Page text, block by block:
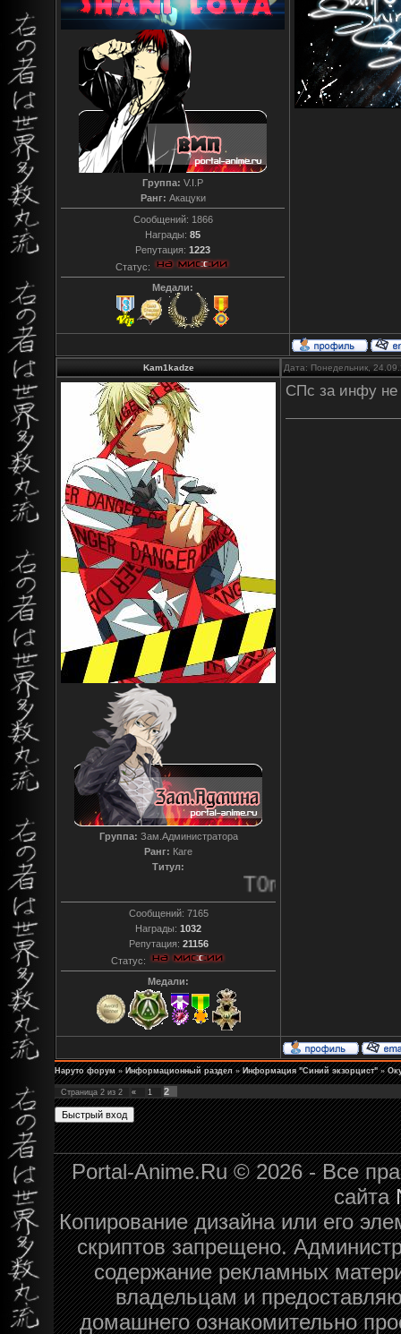
Группа: V.I.P
Ранг: Акацуки
Сообщений: 1866
Награды: 85
Репутация: 1223
Статус:
Медали:
Kam1kadze Дата: Понедельник,
Группа: Зам.Администратора
Ранг: Каге
Титул:
T0reador xD
Сообщений: 7165
Награды: 1032
Репутация: 21156
Статус:
Медали:
СПс за инфу не
Наруто форум » Информационный раздел » Информация "Синий экзорцист" »
Страница 2 из 2 « 1 2
Portal-Anime.Ru © 2026 - Все
сайта
Копирование дизайна или его
скриптов запрещено.
содержание рекламных
владельцам и
домашнего ознакомительно